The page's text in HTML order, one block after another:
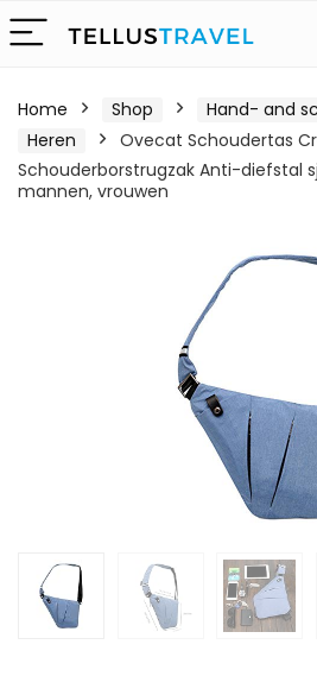
Home Shop
Hand- and
Heren
Ovecat Schoudertas
Schouderborstrugzak Anti-diefstal
mannen, vrouwen